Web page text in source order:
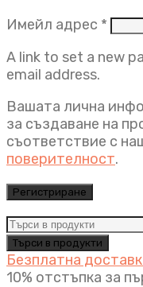
Имейл адрес *
A link to set a new
email address.
Вашата лична
за създаване на
съответствие с
поверителност.
Регистриране
Безплатна
10% отстъпка за